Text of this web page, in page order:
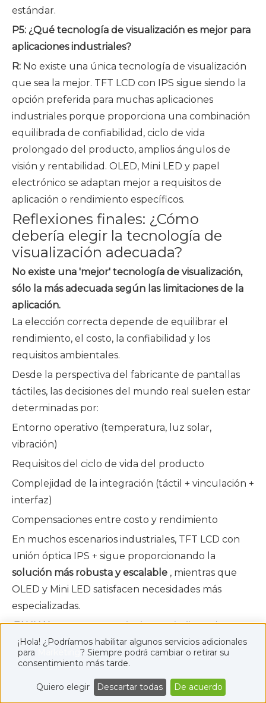
estándar.
P5: ¿Qué tecnología de visualización es mejor para
aplicaciones industriales?
R: No existe una única tecnología de visualización
que sea la mejor. TFT LCD con IPS sigue siendo la
opción preferida para muchas aplicaciones
industriales porque proporciona una combinación
equilibrada de confiabilidad, ciclo de vida
prolongado del producto, amplios ángulos de
visión y rentabilidad. OLED, Mini LED y papel
electrónico se adaptan mejor a requisitos de
aplicación o rendimiento específicos.
Reflexiones finales: ¿Cómo
debería elegir la tecnología de
visualización adecuada?
No existe una 'mejor' tecnología de visualización,
sólo la más adecuada según las limitaciones de la
aplicación.
La elección correcta depende de equilibrar el
rendimiento, el costo, la confiabilidad y los
requisitos ambientales.
Desde la perspectiva del fabricante de pantallas
táctiles, las decisiones del mundo real suelen estar
determinadas por:
Entorno operativo (temperatura, luz solar,
vibración)
Requisitos del ciclo de vida del producto
Complejidad de la integración (táctil + vinculación +
interfaz)
Compensaciones entre costo y rendimiento
En muchos escenarios industriales, TFT LCD con
unión óptica IPS + sigue proporcionando la
solución más robusta y escalable , mientras que
OLED y Mini LED satisfacen necesidades más
especializadas.
FANNALse centra en soluciones táctiles y de
visualización diferenciadas, que incluyenTFT de
alto brillo
, paneles táctiles de grado industrial (G+G
Cell y tecnologías AMOLED. Si estás trabajando en
¡Hola! ¿Podríamos habilitar algunos servicios adicionales
para
? Siempre podrá cambiar o retirar su
consentimiento más tarde.
Quiero elegir Descartar todas De acuerdo